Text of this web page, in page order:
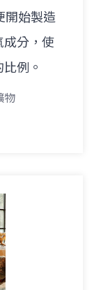
開始製造
成分，使
例。
物